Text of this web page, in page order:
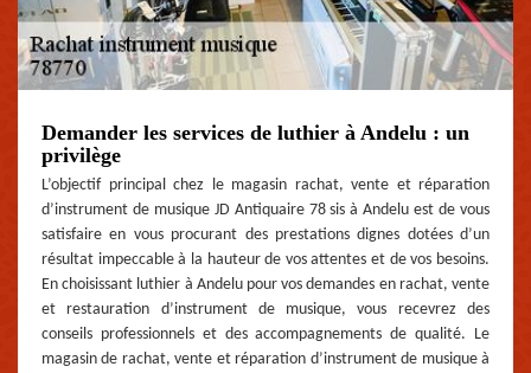
Demander les services de luthier à Andelu : un
privilège
L’objectif principal chez le magasin rachat, vente et réparation
d’instrument de musique JD Antiquaire 78 sis à Andelu est de vous
satisfaire en vous procurant des prestations dignes dotées d’un
résultat impeccable à la hauteur de vos attentes et de vos besoins.
En choisissant luthier à Andelu pour vos demandes en rachat, vente
et restauration d’instrument de musique, vous recevrez des
conseils professionnels et des accompagnements de qualité. Le
magasin de rachat, vente et réparation d’instrument de musique à